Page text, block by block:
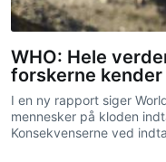
WHO: Hele
forskerne
I en ny rapport siger
mennesker på kloden
Konsekvenserne ved